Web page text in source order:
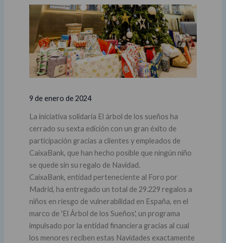
9 de enero de 2024
La iniciativa solidaria El árbol de los sueños ha
cerrado su sexta edición con un gran éxito de
participación gracias a clientes y empleados de
CaixaBank, que han hecho posible que ningún niño
se quede sin su regalo de Navidad.
CaixaBank, entidad perteneciente al Foro por
Madrid, ha entregado un total de 29.229 regalos a
niños en riesgo de vulnerabilidad en España, en el
marco de 'El Árbol de los Sueños', un programa
impulsado por la entidad financiera gracias al cual
los menores reciben estas Navidades exactamente